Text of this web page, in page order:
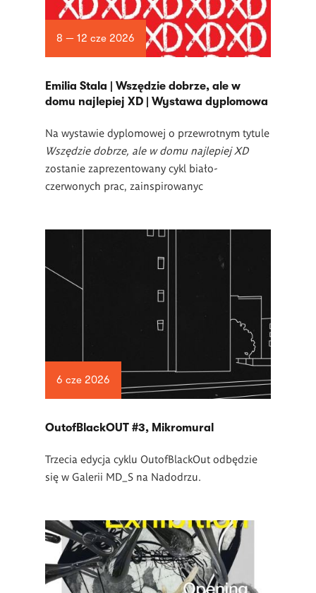
8 — 12 cze 2026
Emilia Stala | Wszędzie dobrze, ale w
domu najlepiej XD | Wystawa dyplomowa
Na wystawie dyplomowej o przewrotnym tytule
Wszędzie dobrze, ale w domu najlepiej XD
zostanie zaprezentowany cykl biało-
czerwonych prac, zainspirowanyc
6 cze 2026
OutofBlackOUT #3, Mikromural
Trzecia edycja cyklu OutofBlackOut odbędzie
się w Galerii MD_S na Nadodrzu.